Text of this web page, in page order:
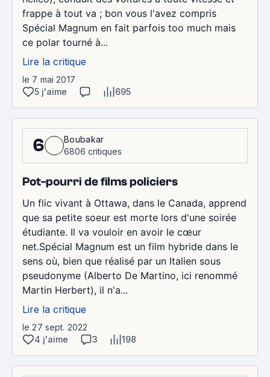
frappe à tout va ; bon vous l'avez compris
Spécial Magnum en fait parfois too much mais
ce polar tourné à...
Lire la critique
le 7 mai 2017
5 j'aime
695
6
Boubakar
6806 critiques
Pot-pourri de films policiers
Un flic vivant à Ottawa, dans le Canada, apprend
que sa petite soeur est morte lors d'une soirée
étudiante. Il va vouloir en avoir le cœur
net.Spécial Magnum est un film hybride dans le
sens où, bien que réalisé par un Italien sous
pseudonyme (Alberto De Martino, ici renommé
Martin Herbert), il n'a...
Lire la critique
le 27 sept. 2022
4 j'aime
3 198